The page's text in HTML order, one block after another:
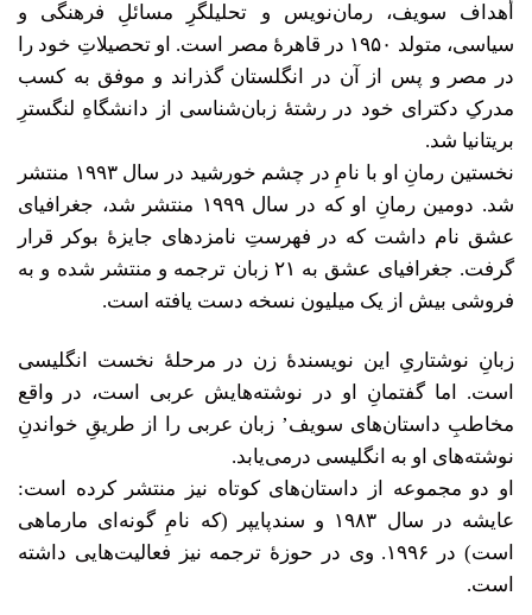
أهداف سویف، رمان‌نویس و تحلیلگرِ مسائلِ فرهنگی و
سیاسی، متولد ۱۹۵۰ در قاهرۀ مصر است. او تحصیلاتِ خود را
در مصر و پس ‌از آن در انگلستان گذراند و موفق به کسب
مدرکِ دکترای خود در رشتۀ زبان‌شناسی از دانشگاهِ لنگسترِ
بریتانیا شد.
نخستین رمانِ او با نامِ در چشم خورشید در سال ۱۹۹۳ منتشر
شد. دومین رمانِ او که در سال ۱۹۹۹ منتشر شد، جغرافیای
عشق نام داشت که در فهرستِ نامزدهای جایزۀ بوکر قرار
گرفت. جغرافیای عشق به ۲۱ زبان ترجمه و منتشر شده و به
فروشی بیش از یک میلیون نسخه دست یافته است.
زبانِ نوشتاریِ این نویسندۀ زن در مرحلۀ نخست انگلیسی
است. اما گفتمانِ او در نوشته‌هایش عربی است، در واقع
مخاطبِ داستان‌های سویف’ زبان عربی را از طریقِ خواندنِ
نوشته‌های او به انگلیسی درمی‌یابد.
او دو مجموعه از داستان‌های کوتاه نیز منتشر کرده است:
عایشه در سال ۱۹۸۳ و سندپایپر (که نامِ گونه‌ای مارماهی
است) در ۱۹۹۶. وی در حوزۀ ترجمه نیز فعالیت‌هایی داشته
است.